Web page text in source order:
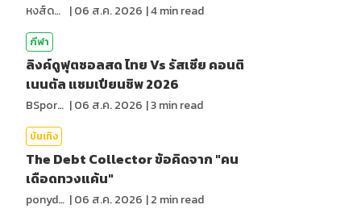
หงส์ดรุณ |06 ส.ค. 2026 |4min read
กีฬา
ลิงค์ดูฟุตซอลสด ไทย Vs รัสเซีย คอนติ
เนนตัล แชมเปียนชิพ 2026
BSports8 |06 ส.ค. 2026 |3min read
บันเทิง
The Debt Collector ข้อคิดจาก "คน
เดือดทวงแค้น"
ponydiary |06 ส.ค. 2026 |2 min read